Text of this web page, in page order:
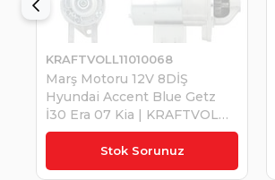
Stok Sorunuz
Marş Motoru 12V 8DİŞ
Hyundai Accent Blue Getz
İ30 Era 07 Kia | KRAFTVOL
L11010068
KRAFTVOLL11010068
₺5.046,50